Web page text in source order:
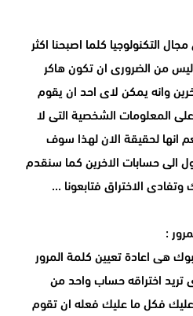
التكنولوجيا كلما اصبحنا اكثر
من الضرورى ان تكون هاكر
وانه يمكن لاى احد ان يقوم
المعلومات الشخصية التى لا
انها لحقيقة الان لهذا سوف
الى حسابات الاخرين كما سنقدم
الاختراق فتابعونا ...
:
هى اعادة تعيين كلمة المرور
اختراقه حساب واحد من
فكل ما عليك فعله ان تقوم